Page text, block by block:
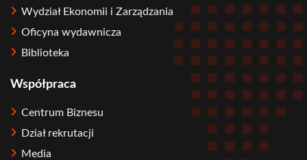
Wydział Ekonomii i Zarządzania
Oficyna wydawnicza
Biblioteka
Współpraca
Centrum Biznesu
Dział rekrutacji
Media